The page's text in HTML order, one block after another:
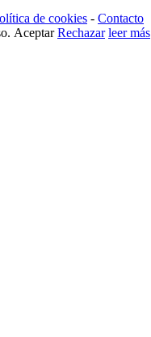
de cookies - Contacto
Aceptar Rechazar leer más